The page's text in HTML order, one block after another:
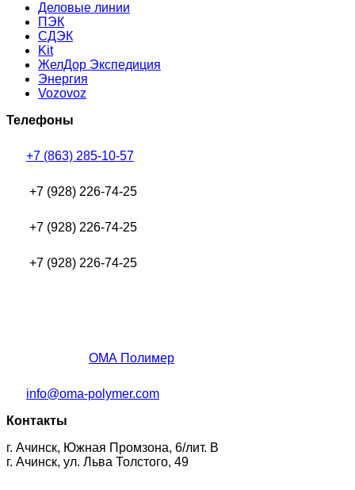
Деловые линии
ПЭК
СДЭК
Kit
ЖелДор Экспедиция
Энергия
Vozovoz
Телефоны
+7 (863) 285-10-57
+7 (928) 226-74-25
+7 (928) 226-74-25
+7 (928) 226-74-25
ОМА Полимер
info@oma-polymer.com
Контакты
г. Ачинск, Южная Промзона, 6/лит. В
г. Ачинск, ул. Льва Толстого, 49